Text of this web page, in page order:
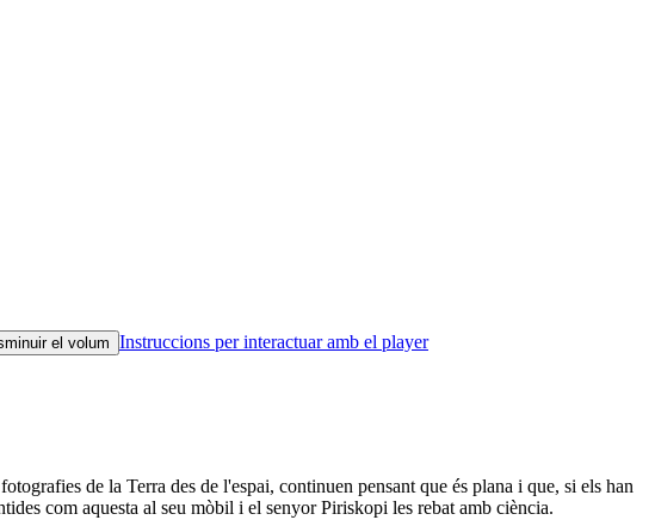
el volum Instruccions per interactuar amb el player
de la Terra des de l'espai, continuen pensant que és plana i que, si els han
com aquesta al seu mòbil i el senyor Piriskopi les rebat amb ciència.